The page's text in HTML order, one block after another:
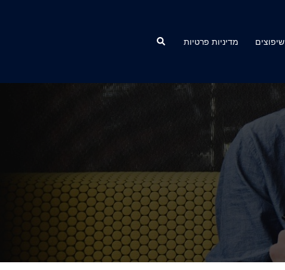
שיפוצים מדיניות פרטיות Search